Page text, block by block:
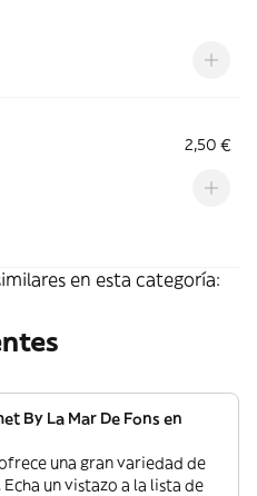
2,50 €
en esta categoría:
By La Mar De Fons en
una gran variedad de
un vistazo a la lista de